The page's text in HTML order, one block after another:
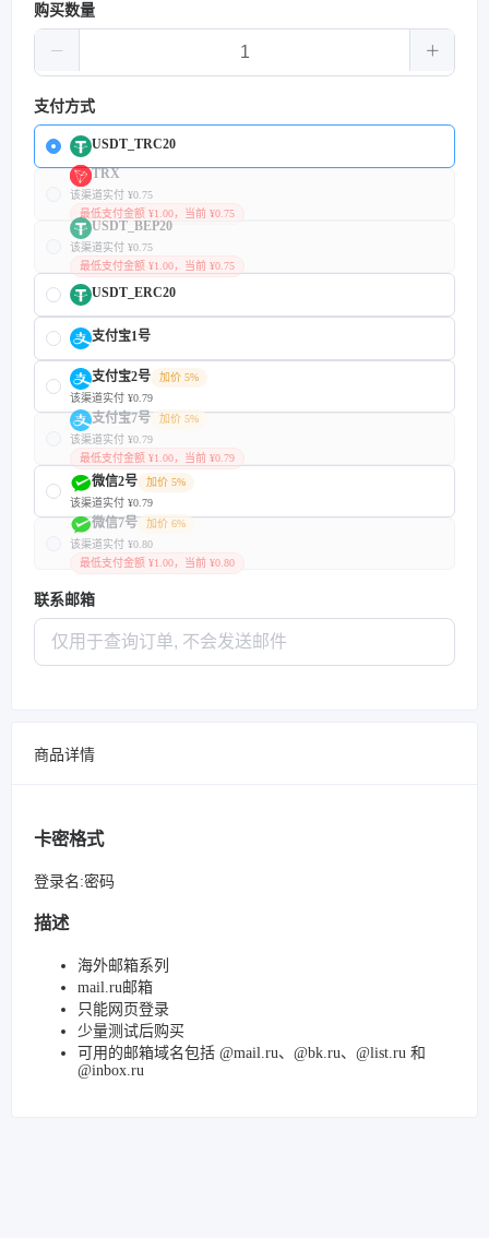
购买数量
支付方式
USDT_TRC20
TRX
该渠道实付 ¥0.75
最低支付金额 ¥1.00，当前 ¥0.75
USDT_BEP20
该渠道实付 ¥0.75
最低支付金额 ¥1.00，当前 ¥0.75
USDT_ERC20
支付宝1号
支付宝2号
加价 5%
该渠道实付 ¥0.79
支付宝7号
加价 5%
该渠道实付 ¥0.79
最低支付金额 ¥1.00，当前 ¥0.79
微信2号
加价 5%
该渠道实付 ¥0.79
微信7号
加价 6%
该渠道实付 ¥0.80
最低支付金额 ¥1.00，当前 ¥0.80
联系邮箱
商品详情
卡密格式
登录名:密码
描述
海外邮箱系列
mail.ru邮箱
只能网页登录
少量测试后购买
可用的邮箱域名包括 @mail.ru、@bk.ru、@list.ru 和
@inbox.ru